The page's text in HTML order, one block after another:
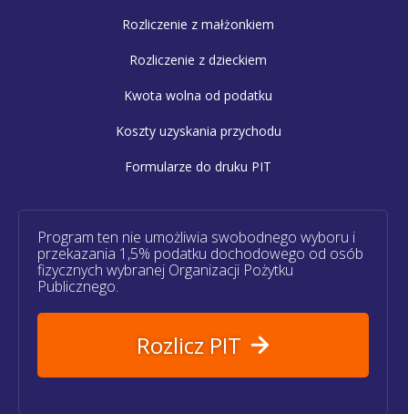
Rozliczenie z małżonkiem
Rozliczenie z dzieckiem
Kwota wolna od podatku
Koszty uzyskania przychodu
Formularze do druku PIT
Program ten nie umożliwia swobodnego wyboru i
przekazania 1,5% podatku dochodowego od osób
fizycznych wybranej Organizacji Pożytku
Publicznego.
Rozlicz PIT